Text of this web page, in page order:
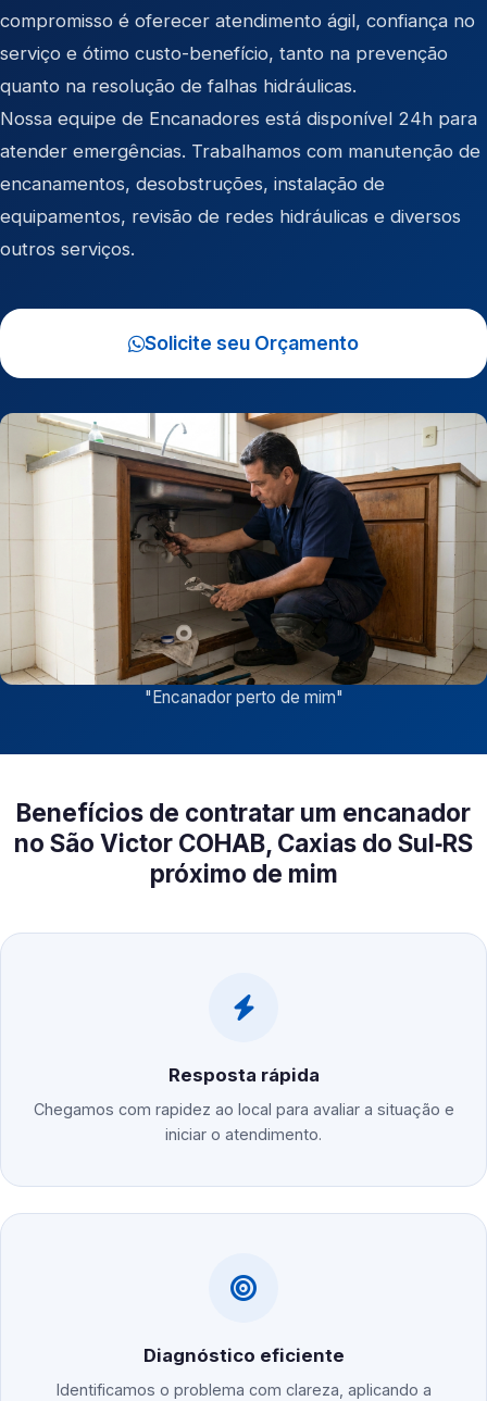
compromisso é oferecer atendimento ágil, confiança no
serviço e ótimo custo-benefício, tanto na prevenção
quanto na resolução de falhas hidráulicas.
Nossa equipe de Encanadores está disponível 24h para
atender emergências. Trabalhamos com manutenção de
encanamentos, desobstruções, instalação de
equipamentos, revisão de redes hidráulicas e diversos
outros serviços.
Solicite seu Orçamento
"Encanador perto de mim"
Benefícios de contratar um encanador
no São Victor COHAB, Caxias do Sul‑RS
próximo de mim
Resposta rápida
Chegamos com rapidez ao local para avaliar a situação e
iniciar o atendimento.
Diagnóstico eficiente
Identificamos o problema com clareza, aplicando a